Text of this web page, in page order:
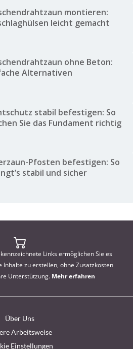
montieren:
leicht gemacht
ohne Beton:
Alternativen
stabil befestigen: So
Sie das Fundament richtig
Pfosten befestigen: So
stabil und sicher
Links ermöglichen Sie es
Inhalte zu erstellen, ohne Zusatzkosten
Unterstützung. Mehr erfahren
Über Uns
Arbeitsweise
Einstellungen